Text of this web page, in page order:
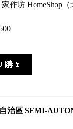
作坊 HomeShop（
購 Y
治區 SEMI-